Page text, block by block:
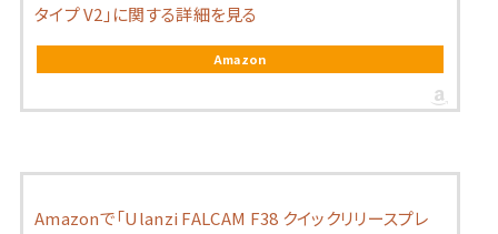
タイプ V2」に関する詳細を見る
Amazon
Amazonで「Ulanzi FALCAM F38 クイックリリースプレ